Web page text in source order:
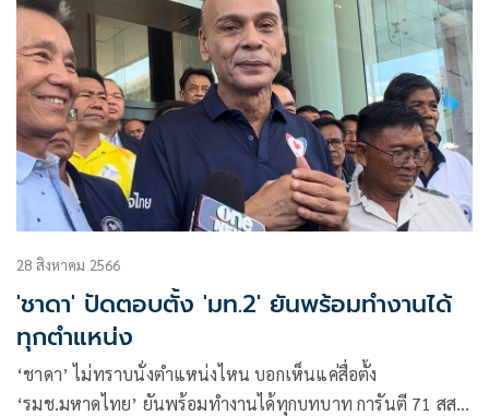
28 สิงหาคม 2566
'ชาดา' ปัดตอบตั้ง 'มท.2' ยันพร้อมทำงานได้
ทุกตำแหน่ง
‘ชาดา’ ไม่ทราบนั่งตำแหน่งไหน บอกเห็นแค่สื่อตั้ง
‘รมช.มหาดไทย’ ยันพร้อมทำงานได้ทุกบทบาท การันตี 71 สส.